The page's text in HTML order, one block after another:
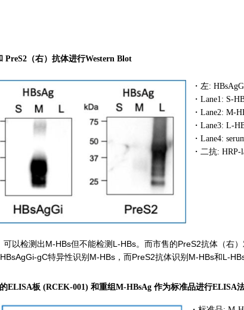
PreS2（右）抗体进行Western Blot
・ 左:
・ Lane1: S-
・ Lane2: M-
・ Lane3: L-
・ Lane4:
・ 二抗: HRP-
可以检测出M-HBs但不能检测L-HBs。而市售的PreS2抗体（右
gC特异性识别M-HBs，而PreS2抗体识别M-HBs和L-HBs
ELISA板 (RCEK-001) 和重组M-HBsAg 作为标准品进行ELISA